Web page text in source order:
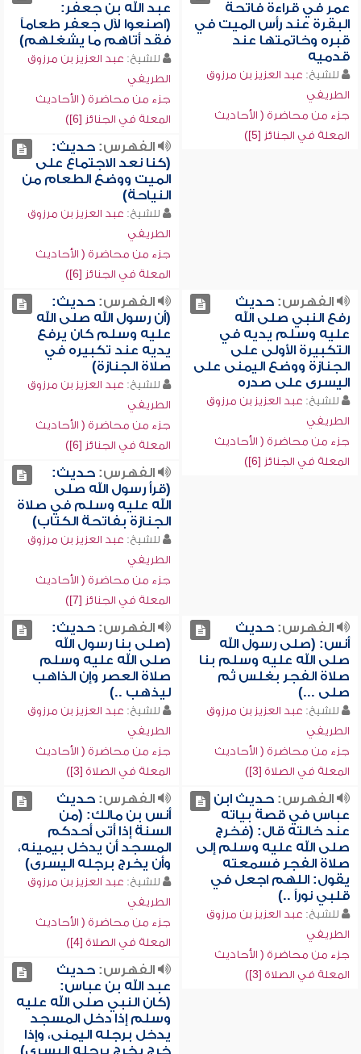
عمر في قراءة فاتحة
البقرة عند رأس الميت في
قبره وخاتمتها عند
قدميه
للشيخ: عبد العزيز بن مرزوق
الطريفي
جزء من محاضرة ( الأحاديث
المعلة في الجنائز [5])
عبد الله بن جعفر:
(اصنعوا لآل جعفر طعاماً
فقد أتاهم ما يشغلهم)
للشيخ: عبد العزيز بن مرزوق
الطريفي
جزء من محاضرة ( الأحاديث
المعلة في الجنائز [6])
الفهرس:حديث:
(كنا نعد الاجتماع على
الميت ووضع الطعام من
النياحة)
للشيخ: عبد العزيز بن مرزوق
الطريفي
جزء من محاضرة ( الأحاديث
المعلة في الجنائز [6])
الفهرس:حديث
رفع النبي صلى الله
عليه وسلم يديه في
التكبيرة الأولى على
الجنازة ووضع اليمنى على
اليسرى على صدره
للشيخ: عبد العزيز بن مرزوق
الطريفي
جزء من محاضرة ( الأحاديث
المعلة في الجنائز [6])
الفهرس:حديث:
(أن رسول الله صلى الله
عليه وسلم كان يرفع
يديه عند تكبيره في
صلاة الجنازة)
للشيخ: عبد العزيز بن مرزوق
الطريفي
جزء من محاضرة ( الأحاديث
المعلة في الجنائز [6])
الفهرس:حديث:
(قرأ رسول الله صلى
الله عليه وسلم في صلاة
الجنازة بفاتحة الكتاب)
للشيخ: عبد العزيز بن مرزوق
الطريفي
جزء من محاضرة ( الأحاديث
المعلة في الجنائز [7])
الفهرس:حديث
أنس: (صلى رسول الله
صلى الله عليه وسلم بنا
صلاة الفجر بغلس ثم
صلى ...)
للشيخ: عبد العزيز بن مرزوق
الطريفي
جزء من محاضرة ( الأحاديث
المعلة في الصلاة [3])
الفهرس:حديث:
(صلى بنا رسول الله
صلى الله عليه وسلم
صلاة العصر وإن الذاهب
ليذهب ..)
للشيخ: عبد العزيز بن مرزوق
الطريفي
جزء من محاضرة ( الأحاديث
المعلة في الصلاة [3])
الفهرس:حديث ابن
عباس في قصة بياته
عند خالته قال: (فخرج
صلى الله عليه وسلم إلى
صلاة الفجر فسمعته
يقول: اللهم اجعل في
قلبي نوراً ..)
للشيخ: عبد العزيز بن مرزوق
الطريفي
جزء من محاضرة ( الأحاديث
المعلة في الصلاة [3])
الفهرس:حديث
أنس بن مالك: (من
السنة إذا أتى أحدكم
المسجد أن يدخل بيمينه،
وأن يخرج برجله اليسرى)
للشيخ: عبد العزيز بن مرزوق
الطريفي
جزء من محاضرة ( الأحاديث
المعلة في الصلاة [4])
الفهرس:حديث
عبد الله بن عباس:
(كان النبي صلى الله عليه
وسلم إذا دخل المسجد
يدخل برجله اليمنى، وإذا
خرج يخرج برجله اليسرى)